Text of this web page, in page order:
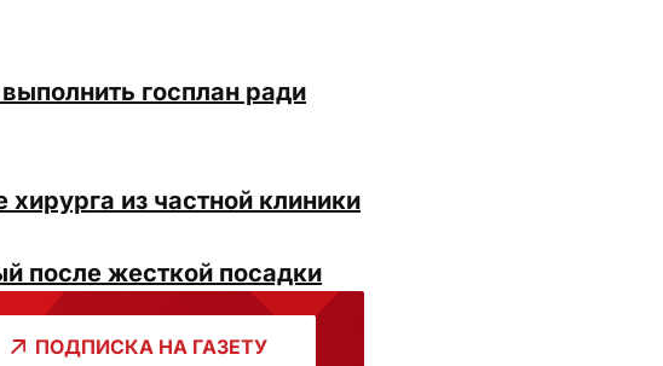
госплан ради
из частной клиники
после жесткой посадки
ПОДПИСКА НА ГАЗЕТУ